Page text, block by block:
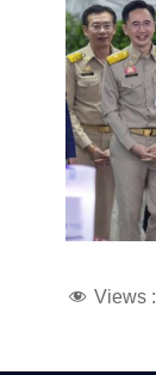
Views :